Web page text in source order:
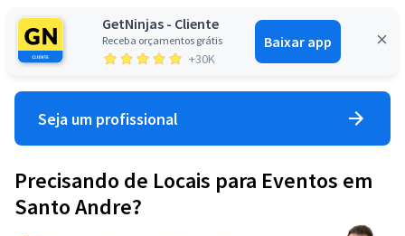
GetNinjas - Cliente
Receba orçamentos grátis
+30K
Baixar app
Entrar
Seja um profissional
Precisando de Locais para Eventos em
Santo Andre?